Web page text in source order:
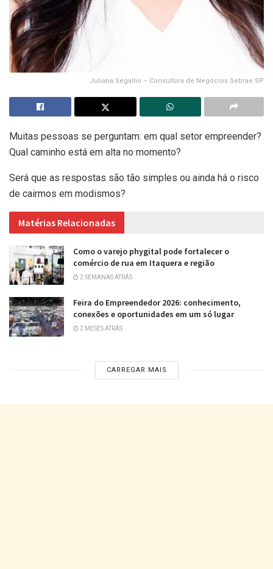
Juliana Segallio – Consultora de Negócios Sebrae SP
Muitas pessoas se perguntam: em qual setor empreender?
Qual caminho está em alta no momento?
Será que as respostas são tão simples ou ainda há o risco
de cairmos em modismos?
Matérias Relacionadas
Como o varejo phygital pode fortalecer o
comércio de rua em Itaquera e região
2 SEMANAS ATRÁS
Feira do Empreendedor 2026: conhecimento,
conexões e oportunidades em um só lugar
2 MESES ATRÁS
CARREGAR MAIS